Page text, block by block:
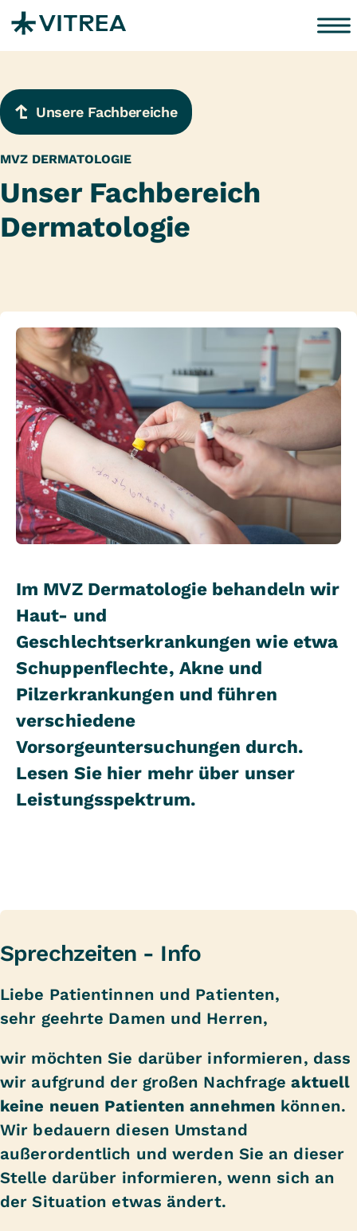
Zum Inhalt springen
Unsere Fachbereiche
MVZ DERMATOLOGIE
Unser Fachbereich
Dermatologie
Im MVZ Dermatologie behandeln wir
Haut- und
Geschlechtserkrankungen wie etwa
Schuppenflechte, Akne und
Pilzerkrankungen und führen
verschiedene
Vorsorgeuntersuchungen durch.
Lesen Sie hier mehr über unser
Leistungsspektrum.
Sprechzeiten - Info
Liebe Patientinnen und Patienten,
sehr geehrte Damen und Herren,
wir möchten Sie darüber informieren, dass
wir aufgrund der großen Nachfrageaktuell
keine neuen Patienten annehmen können.
Wir bedauern diesen Umstand
außerordentlich und werden Sie an dieser
Stelle darüber informieren, wenn sich an
der Situation etwas ändert.